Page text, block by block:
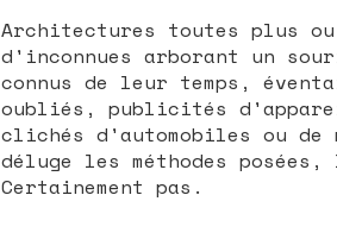
Architectures toutes plus
d'inconnues arborant un
connus de leur temps,
oubliés, publicités
clichés d'automobiles ou
déluge les méthodes
Certainement pas.